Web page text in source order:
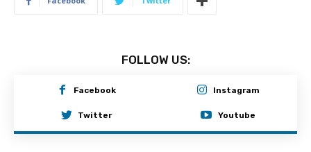
FOLLOW US:
Facebook Instagram
Twitter Youtube